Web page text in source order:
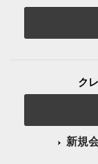
ク
新規